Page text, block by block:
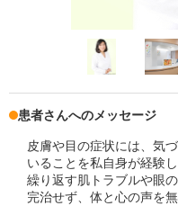
患者さんへのメッセージ
皮膚や目の症状には、気
いることを私自身が経験し
繰り返す肌トラブルや眼
完治せず、体と心の声を